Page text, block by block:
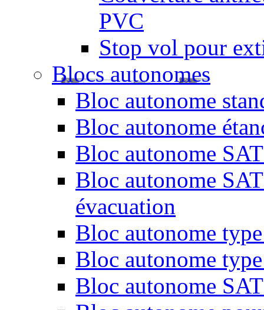
PVC
Stop vol pour
Blocs autonomes
Bloc autonome
Bloc autonome
Bloc autonome
Bloc autonome
évacuation
Bloc autonome
Bloc autonome
Bloc autonome